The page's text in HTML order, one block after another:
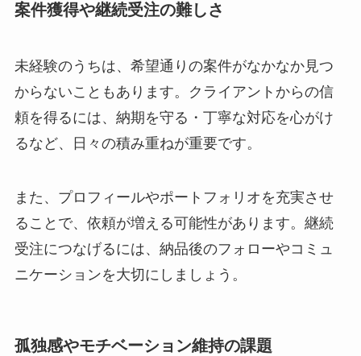
案件獲得や継続受注の難しさ
未経験のうちは、希望通りの案件がなかなか見つ
からないこともあります。クライアントからの信
頼を得るには、納期を守る・丁寧な対応を心がけ
るなど、日々の積み重ねが重要です。
また、プロフィールやポートフォリオを充実させ
ることで、依頼が増える可能性があります。継続
受注につなげるには、納品後のフォローやコミュ
ニケーションを大切にしましょう。
孤独感やモチベーション維持の課題